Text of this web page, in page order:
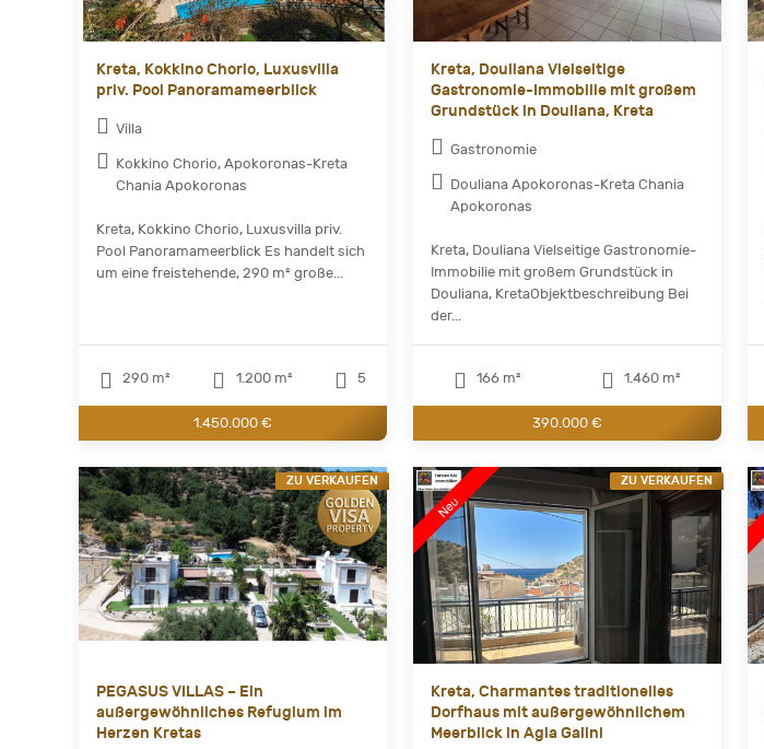
Kreta, Kokkino Chorio, Luxusvilla
priv. Pool Panoramameerblick
Villa
Kokkino Chorio, Apokoronas-Kreta
Chania Apokoronas
Kreta, Kokkino Chorio, Luxusvilla priv.
Pool Panoramameerblick Es handelt sich
um eine freistehende, 290 m² große...
290 m² 1.200 m² 5
1.450.000 €
Kreta, Douliana Vielseitige
Gastronomie-Immobilie mit großem
Grundstück in Douliana, Kreta
Gastronomie
Douliana Apokoronas-Kreta Chania
Apokoronas
Kreta, Douliana Vielseitige Gastronomie-
Immobilie mit großem Grundstück in
Douliana, KretaObjektbeschreibung Bei
der...
166 m² 1.460 m²
390.000 €
PEGASUS VILLAS – Ein
außergewöhnliches Refugium im
Herzen Kretas
ZU VERKAUFEN
Kreta, Charmantes traditionelles
Dorfhaus mit außergewöhnlichem
Meerblick in Agia Galini
ZU VERKAUFEN